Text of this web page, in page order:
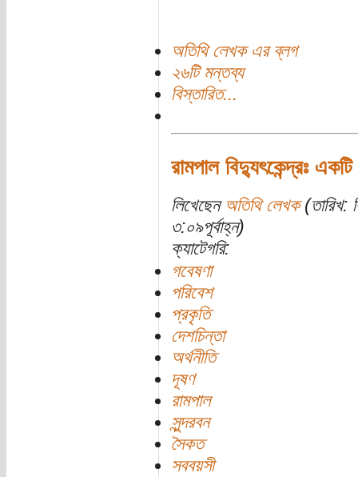
অতিথি লেখক এর ব্লগ
২৬টি মন্তব্য
বিস্তারিত...
রামপাল বিদ্যুৎকেন্দ্রঃ
লিখেছেন অতিথি লেখক(তারিখ:
৩:০৯পূর্বাহ্ন)
ক্যাটেগরি:
গবেষণা
পরিবেশ
প্রকৃতি
দেশচিন্তা
অর্থনীতি
দূষণ
রামপাল
সুন্দরবন
সৈকত
সববয়সী